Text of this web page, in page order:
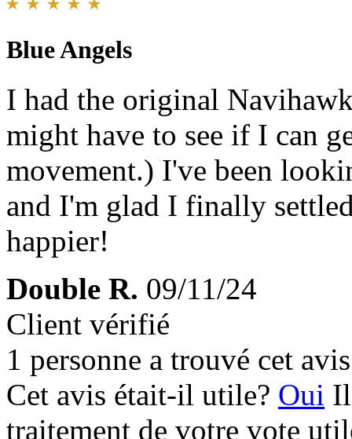
Blue Angels
I had the original
might have to see if I can
movement.) I've been
and I'm glad I finally
happier!
Double R. 09/11/24
Client vérifié
1 personne a trouvé cet
Cet avis était-il utile? Oui
traitement de votre vote